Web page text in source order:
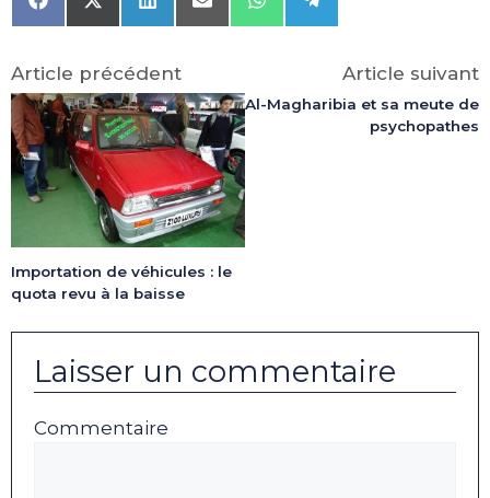
Share
on
Share
on
(Twitter)
Share
on
Share
on
Share
on
Share
on
Article précédent
Importation de véhicules : le
quota revu à la baisse
Article suivant
Al-Magharibia et sa meute de
psychopathes
Laisser un commentaire
Commentaire